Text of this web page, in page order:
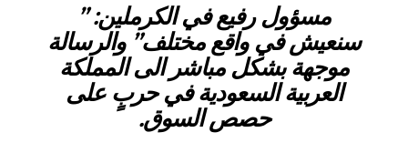
مسؤول رفيع في الكرملين: ”
سنعيش في واقع مختلف”والرسالة
موجهة بشكل مباشر الى المملكة
العربية السعودية في حرب على
حصص السوق.